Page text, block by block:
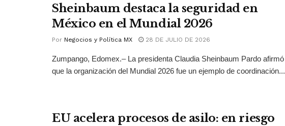
Sheinbaum destaca la seguridad en
México en el Mundial 2026
Por Negocios y Política MX 28 DE JULIO DE 2026
Zumpango, Edomex.– La presidenta Claudia Sheinbaum Pardo afirmó
que la organización del Mundial 2026 fue un ejemplo de coordinación...
EU acelera procesos de asilo: en riesgo